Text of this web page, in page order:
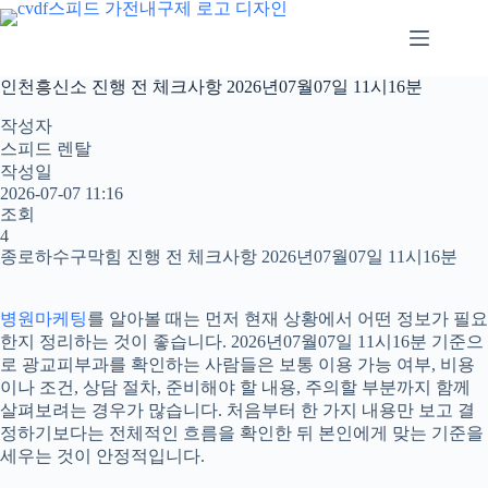
본
문
로
건
너
뛰
기
인천흥신소 진행 전 체크사항 2026년07월07일 11시16분
작성자
스피드 렌탈
작성일
2026-07-07 11:16
조회
4
종로하수구막힘 진행 전 체크사항 2026년07월07일 11시16분
병원마케팅를 알아볼 때는 먼저 현재 상황에서 어떤 정보가 필요
한지 정리하는 것이 좋습니다. 2026년07월07일 11시16분 기준으
로 광교피부과를 확인하는 사람들은 보통 이용 가능 여부, 비용
이나 조건, 상담 절차, 준비해야 할 내용, 주의할 부분까지 함께
살펴보려는 경우가 많습니다. 처음부터 한 가지 내용만 보고 결
정하기보다는 전체적인 흐름을 확인한 뒤 본인에게 맞는 기준을
세우는 것이 안정적입니다.